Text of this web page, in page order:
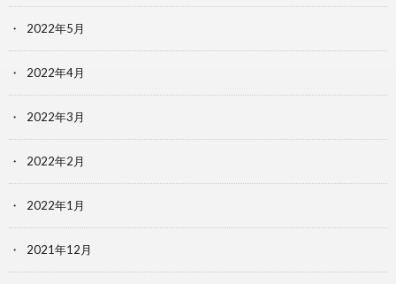
2022年5月
2022年4月
2022年3月
2022年2月
2022年1月
2021年12月